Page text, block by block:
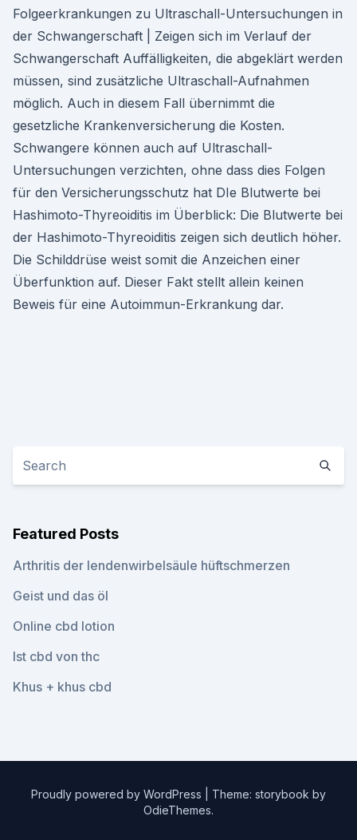
Folgeerkrankungen zu Ultraschall-Untersuchungen in
der Schwangerschaft | Zeigen sich im Verlauf der
Schwangerschaft Auffälligkeiten, die abgeklärt werden
müssen, sind zusätzliche Ultraschall-Aufnahmen
möglich. Auch in diesem Fall übernimmt die
gesetzliche Krankenversicherung die Kosten.
Schwangere können auch auf Ultraschall-
Untersuchungen verzichten, ohne dass dies Folgen
für den Versicherungsschutz hat DIe Blutwerte bei
Hashimoto-Thyreoiditis im Überblick: Die Blutwerte bei
der Hashimoto-Thyreoiditis zeigen sich deutlich höher.
Die Schilddrüse weist somit die Anzeichen einer
Überfunktion auf. Dieser Fakt stellt allein keinen
Beweis für eine Autoimmun-Erkrankung dar.
Featured Posts
Arthritis der lendenwirbelsäule hüftschmerzen
Geist und das öl
Online cbd lotion
Ist cbd von thc
Khus + khus cbd
Proudly powered by WordPress
Theme: storybook by
OdieThemes.